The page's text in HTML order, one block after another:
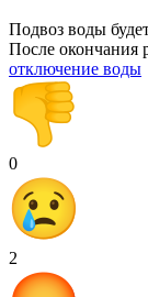
Подвоз воды
После окончания
отключение воды
0
2